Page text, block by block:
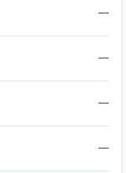
—
—
—
—